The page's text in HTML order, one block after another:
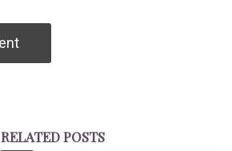
RELATED POSTS